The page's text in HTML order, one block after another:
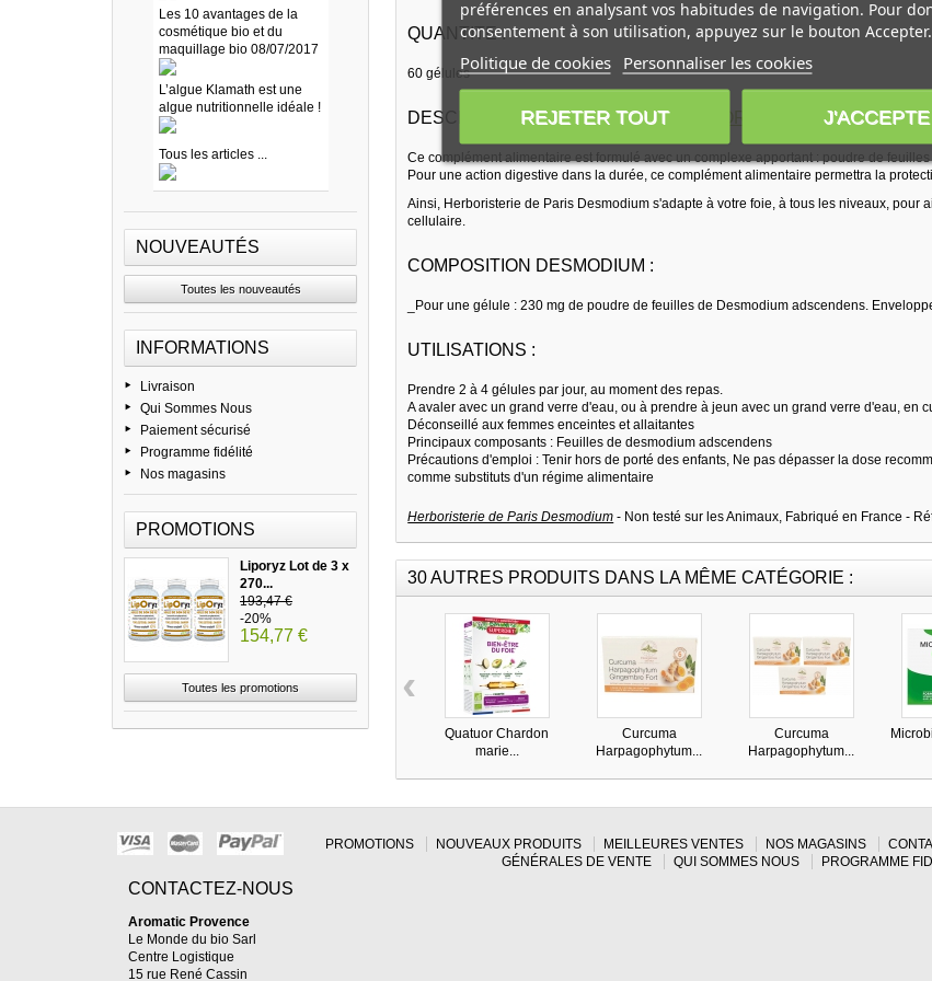
Les 10 avantages de la
cosmétique bio et du
maquillage bio 08/07/2017
L’algue Klamath est une
algue nutritionnelle idéale !
Tous les articles ...
NOUVEAUTÉS
Toutes les nouveautés
INFORMATIONS
Livraison
Qui Sommes Nous
Paiement sécurisé
Programme fidélité
Nos magasins
PROMOTIONS
Liporyz Lot de 3 x
270...
193,47 €
-20%
154,77 €
Toutes les promotions
QUANTITE :
60 gélules
DESCRIPTION DE LA MARQUE HERBORISTERIE DE PARIS:
Ce complément alimentaire est formulé avec un complexe apportant : poudre de
Pour une action digestive dans la durée, ce complément alimentaire permettra la
Ainsi, Herboristerie de Paris Desmodium s'adapte à votre foie, à tous les niveaux, pour
cellulaire.
COMPOSITION DESMODIUM :
_Pour une gélule : 230 mg de poudre de feuilles de Desmodium adscendens.
UTILISATIONS :
Prendre 2 à 4 gélules par jour, au moment des repas.
A avaler avec un grand verre d'eau, ou à prendre à jeun avec un grand verre d'eau, en
Déconseillé aux femmes enceintes et allaitantes
Principaux composants : Feuilles de desmodium adscendens
Précautions d'emploi : Tenir hors de porté des enfants, Ne pas dépasser la dose
comme substituts d'un régime alimentaire
Herboristerie de Paris Desmodium - Non testé sur les Animaux, Fabriqué en France -
30 AUTRES PRODUITS DANS LA MÊME CATÉGORIE :
Quatuor Chardon
marie...
Curcuma
Harpagophytum...
Curcuma
Harpagophytum...
‹
PROMOTIONS NOUVEAUX PRODUITS MEILLEURES VENTES NOS MAGASINS
GÉNÉRALES DE VENTE
QUI SOMMES NOUS PROGRAMME
CONTACTEZ-NOUS
Aromatic Provence
Le Monde du bio Sarl
Centre Logistique
15 rue René Cassin
préférences en analysant vos habitudes de navigation. Pour
consentement à son utilisation, appuyez sur le bouton Accepter.
Politique de cookies Personnaliser les cookies
REJETER TOUT J'ACCEPTE